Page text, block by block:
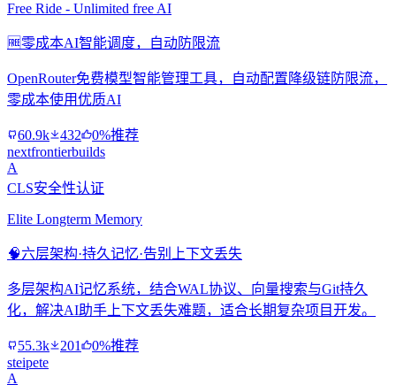
Free Ride - Unlimited free AI
🆓零成本AI智能调度，自动防限流
OpenRouter免费模型智能管理工具，自动配置降级链防限流，
零成本使用优质AI
60.9k 432
0%推荐
nextfrontierbuilds
A
CLS安全性认证
Elite Longterm Memory
🧠六层架构·持久记忆·告别上下文丢失
多层架构AI记忆系统，结合WAL协议、向量搜索与Git持久
化，解决AI助手上下文丢失难题，适合长期复杂项目开发。
55.3k 201
0%推荐
steipete
A